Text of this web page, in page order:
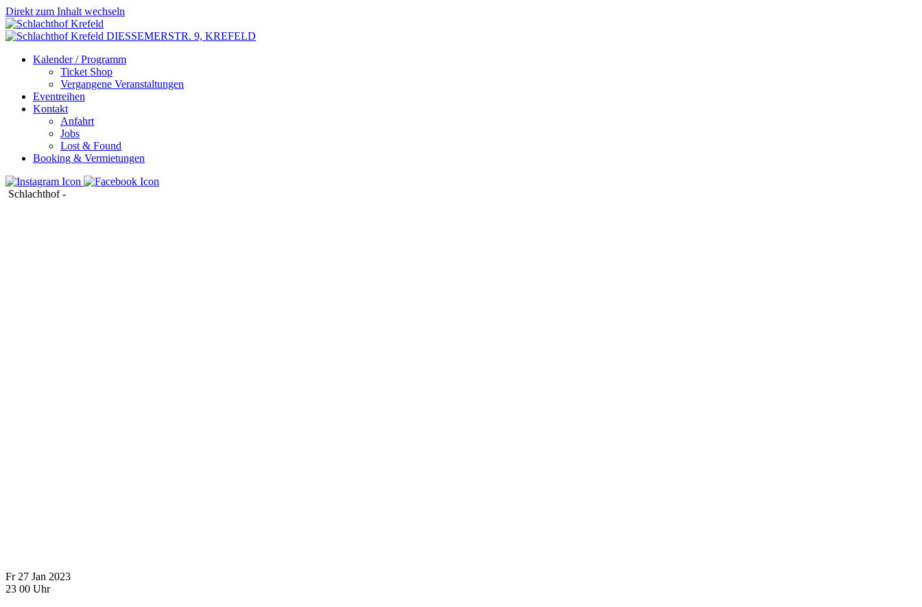
Direkt zum Inhalt wechseln
DIESSEMERSTR. 9, KREFELD
Kalender / Programm
Ticket Shop
Vergangene Veranstaltungen
Eventreihen
Kontakt
Anfahrt
Jobs
Lost & Found
Booking & Vermietungen
Schlachthof-
Fr 27 Jan 2023
23 00 Uhr